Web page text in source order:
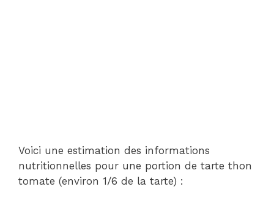
Voici une estimation des informations
nutritionnelles pour une portion de tarte thon
tomate (environ 1/6 de la tarte) :